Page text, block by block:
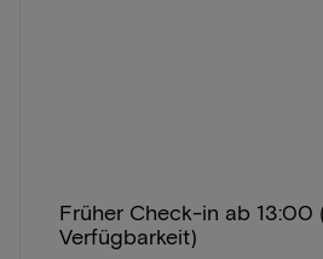
Früher Check-in ab 13:00
Verfügbarkeit)